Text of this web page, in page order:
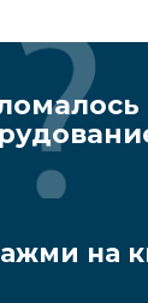
на